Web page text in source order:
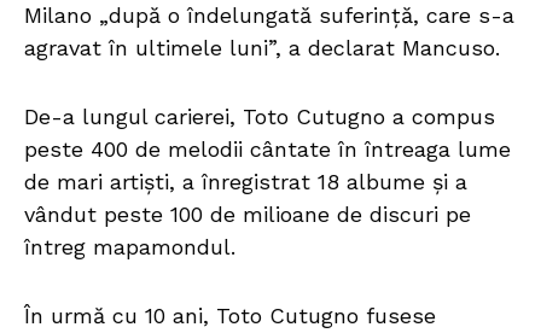
Milano „după o îndelungată suferinţă, care s-a
agravat în ultimele luni”, a declarat Mancuso.
De-a lungul carierei, Toto Cutugno a compus
peste 400 de melodii cântate în întreaga lume
de mari artişti, a înregistrat 18 albume şi a
vândut peste 100 de milioane de discuri pe
întreg mapamondul.
În urmă cu 10 ani, Toto Cutugno fusese